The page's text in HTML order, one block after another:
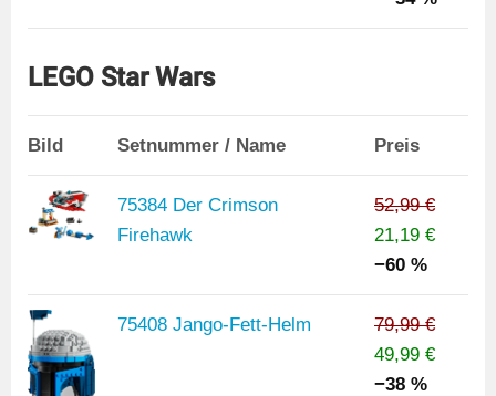
LEGO Star Wars
Bild Setnummer / Name Preis
75384 Der Crimson
Firehawk
52,99 €
21,19 €
−60 %
75408 Jango-Fett-Helm
79,99 €
49,99 €
−38 %